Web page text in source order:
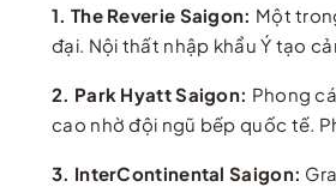
1. The Reverie Saigon: Một
đại. Nội thất nhập khẩu Ý tạo
2. Park Hyatt Saigon: Phong
cao nhờ đội ngũ bếp quốc tế.
3. InterContinental Saigon: